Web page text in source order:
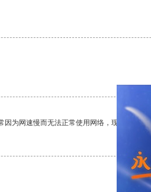
为网速慢而无法正常使用网络，现在有了这